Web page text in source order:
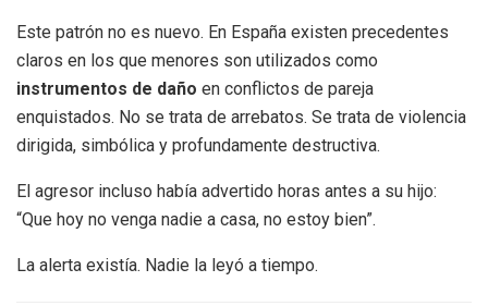
Este patrón no es nuevo. En España existen precedentes
claros en los que menores son utilizados como
instrumentos de daño en conflictos de pareja
enquistados. No se trata de arrebatos. Se trata de violencia
dirigida, simbólica y profundamente destructiva.
El agresor incluso había advertido horas antes a su hijo:
“Que hoy no venga nadie a casa, no estoy bien”.
La alerta existía. Nadie la leyó a tiempo.